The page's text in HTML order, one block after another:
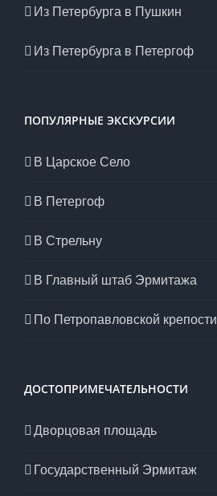
Из Петербурга в Пушкин
Из Петербурга в Петергоф
ПОПУЛЯРНЫЕ ЭКСКУРСИИ
В Царское Село
В Петергоф
В Стрельну
В Главный штаб Эрмитажа
По Петропавловской крепости
ДОСТОПРИМЕЧАТЕЛЬНОСТИ
Дворцовая площадь
Государственный Эрмитаж